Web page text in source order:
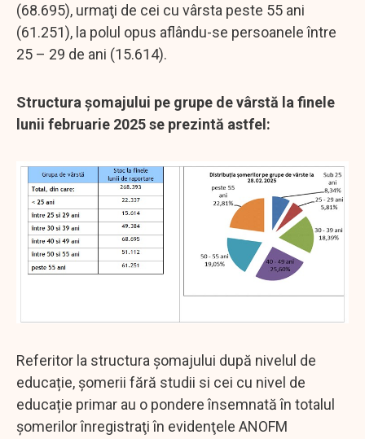
(68.695), urmaţi de cei cu vârsta peste 55 ani
(61.251), la polul opus aflându-se persoanele între
25 – 29 de ani (15.614).
Structura şomajului pe grupe de vârstă la finele
lunii februarie 2025 se prezintă astfel:
Referitor la structura şomajului după nivelul de
educație, şomerii fără studii si cei cu nivel de
educație primar au o pondere însemnată în totalul
şomerilor înregistraţi în evidenţele ANOFM